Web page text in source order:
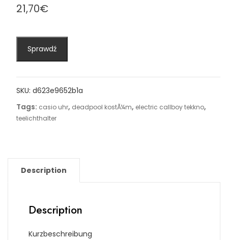
21,70€
Sprawdź
SKU: d623e9652b1a
Tags: casio uhr, deadpool kostÃ¼m, electric callboy tekkno,
teelichthalter
Description
Description
Kurzbeschreibung